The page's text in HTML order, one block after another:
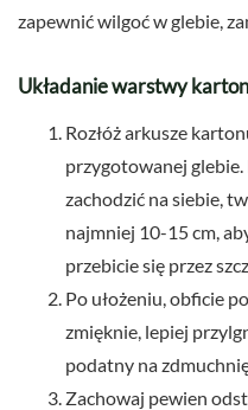
zapewnić wilgoć w glebie,
Układanie warstwy
Rozłóż arkusze
przygotowanej
zachodzić na siebie,
najmniej 10-15 cm,
przebicie się przez
Po ułożeniu, obficie
zmięknie, lepiej
podatny na
Zachowaj pewien